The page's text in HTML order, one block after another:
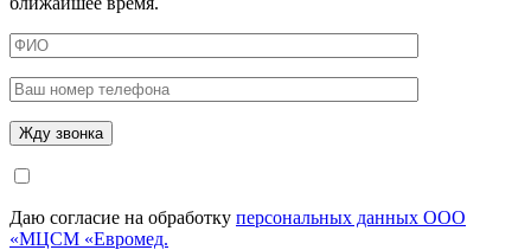
Даю согласие на обработку персональных данных ООО
«МЦСМ «Евромед.